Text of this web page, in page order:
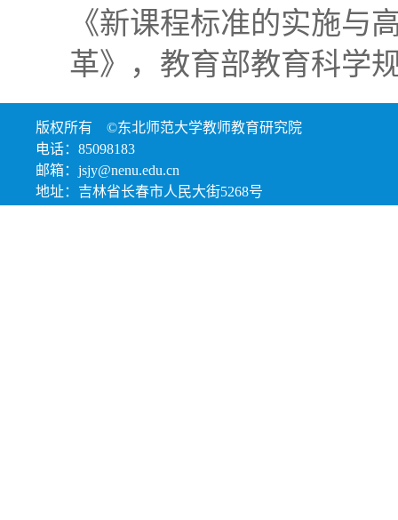
《新课程标准的实施与
革》，教育部教育科学
版权所有 ©东北师范大学教师教育研究院
电话：85098183
邮箱：jsjy@nenu.edu.cn
地址：吉林省长春市人民大街5268号